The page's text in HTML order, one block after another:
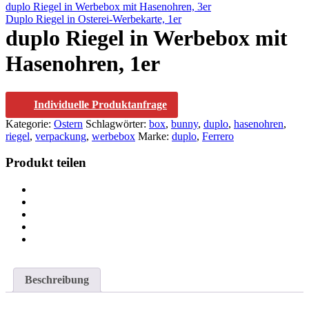
duplo Riegel in Werbebox mit Hasenohren, 3er
Duplo Riegel in Osterei-Werbekarte, 1er
duplo Riegel in Werbebox mit
Hasenohren, 1er
Individuelle Produktanfrage
Kategorie: Ostern Schlagwörter: box, bunny, duplo, hasenohren,
riegel, verpackung, werbebox Marke: duplo, Ferrero
Produkt teilen
Beschreibung